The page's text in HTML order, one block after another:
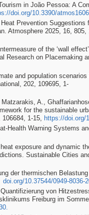
in João Pessoa: A
doi.org/10.3390/
Prevention Suggestions
Atmosphere 2025, 16, 805,
of the ‘wall
Research on Placemaking
and population
202, 109695, 1-
A.,
for the sustainable
106684, 1-15, https://doi.org/
Health Warning Systems
exposure and dynamic
Sustainable Cities
der thermischen
doi.org/10.37544/0949-8036-
von
Freiburg im